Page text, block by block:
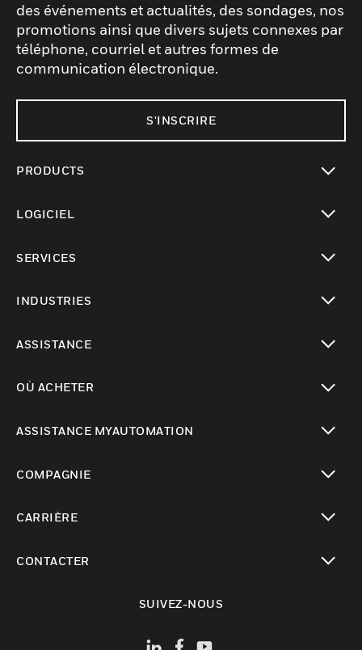
des événements et actualités, des sondages, nos
promotions ainsi que divers sujets connexes par
téléphone, courriel et autres formes de
communication électronique.
S'INSCRIRE
PRODUCTS
LOGICIEL
SERVICES
INDUSTRIES
ASSISTANCE
OÙ ACHETER
ASSISTANCE MYAUTOMATION
COMPAGNIE
CARRIÈRE
CONTACTER
SUIVEZ-NOUS